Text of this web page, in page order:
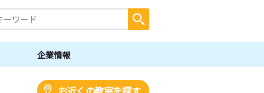
企業情報